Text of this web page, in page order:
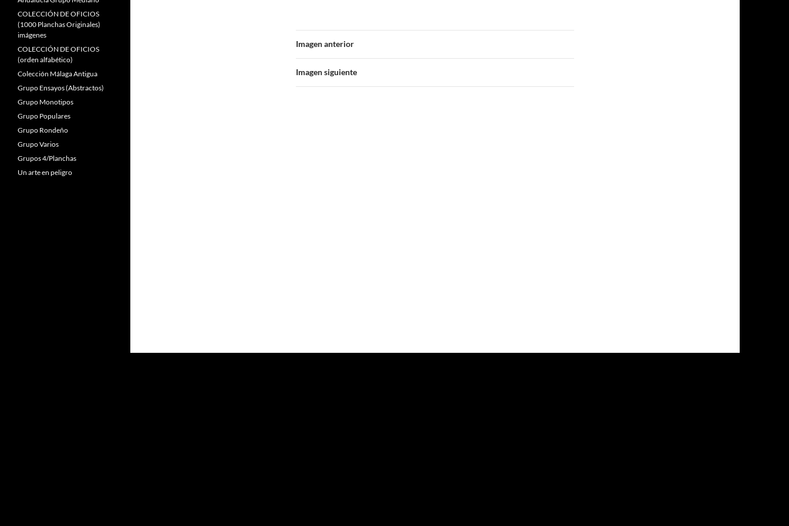
Imagen anterior
Imagen siguiente
COLECCIÓN DE OFICIOS
(1000 Planchas Originales)
imágenes
COLECCIÓN DE OFICIOS
(orden alfabético)
Colección Málaga Antigua
Grupo Ensayos (Abstractos)
Grupo Monotipos
Grupo Populares
Grupo Rondeño
Grupo Varios
Grupos 4/Planchas
Un arte en peligro